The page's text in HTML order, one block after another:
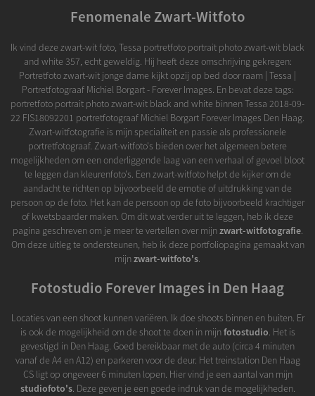
Fenomenale Zwart-Witfoto
Ik vind deze zwart-wit foto, Tessa portretfoto portrait photo zwart-wit black
and white 357, echt geweldig. Hij heeft deze omschrijving gekregen:
Portretfoto zwart-wit jonge dame kijkt opzij op bed door raam | Tessa |
Portretfotograaf Michiel Borgart - Forever Images. En bevat deze tags:
portretfoto portrait photo zwart-wit black and white binnen Tessa 2018-09-
22 FIS18092201 portretfotograaf Michiel Borgart Forever Images Den Haag.
Zwart-witfotografie is mijn specialiteit en passie als professionele
portretfotograaf. Zwart-witfoto's bieden over het algemeen betere
mogelijkheden om een onderliggende laag van een verhaal of gevoel bloot
te leggen dan kleurenfoto's. Een zwart-witfoto helpt de kijker om de
aandacht te richten op bijvoorbeeld de emotie of uitdrukking van de
persoon op de foto. Het kan de persoon op de foto bijvoorbeeld krachtiger
of kwetsbaarder maken. Om dit wat verder uit te leggen, heb ik deze
pagina geschreven om je meer te vertellen over mijn zwart-witfotografie.
Om deze uitleg te ondersteunen, heb ik deze portfoliopagina gemaakt van
mijn zwart-witfoto's
Fotostudio Forever Images in Den Haag
Locaties van een shoot kunnen variëren. Ik doe shoots binnen en buiten. Er
is ook de mogelijkheid om de shoot te doen in mijnfotostudio. Het is
gevestigd in Den Haag. Goed bereikbaar met de auto (circa 4 minuten
vanaf de A4 en A12) en parkeren voor de deur. Het treinstation Den Haag
CS ligt op ongeveer 6 minuten lopen. Hier vind je een aantal van mijn
studiofoto's. Deze geven je een goede indruk van de mogelijkheden.